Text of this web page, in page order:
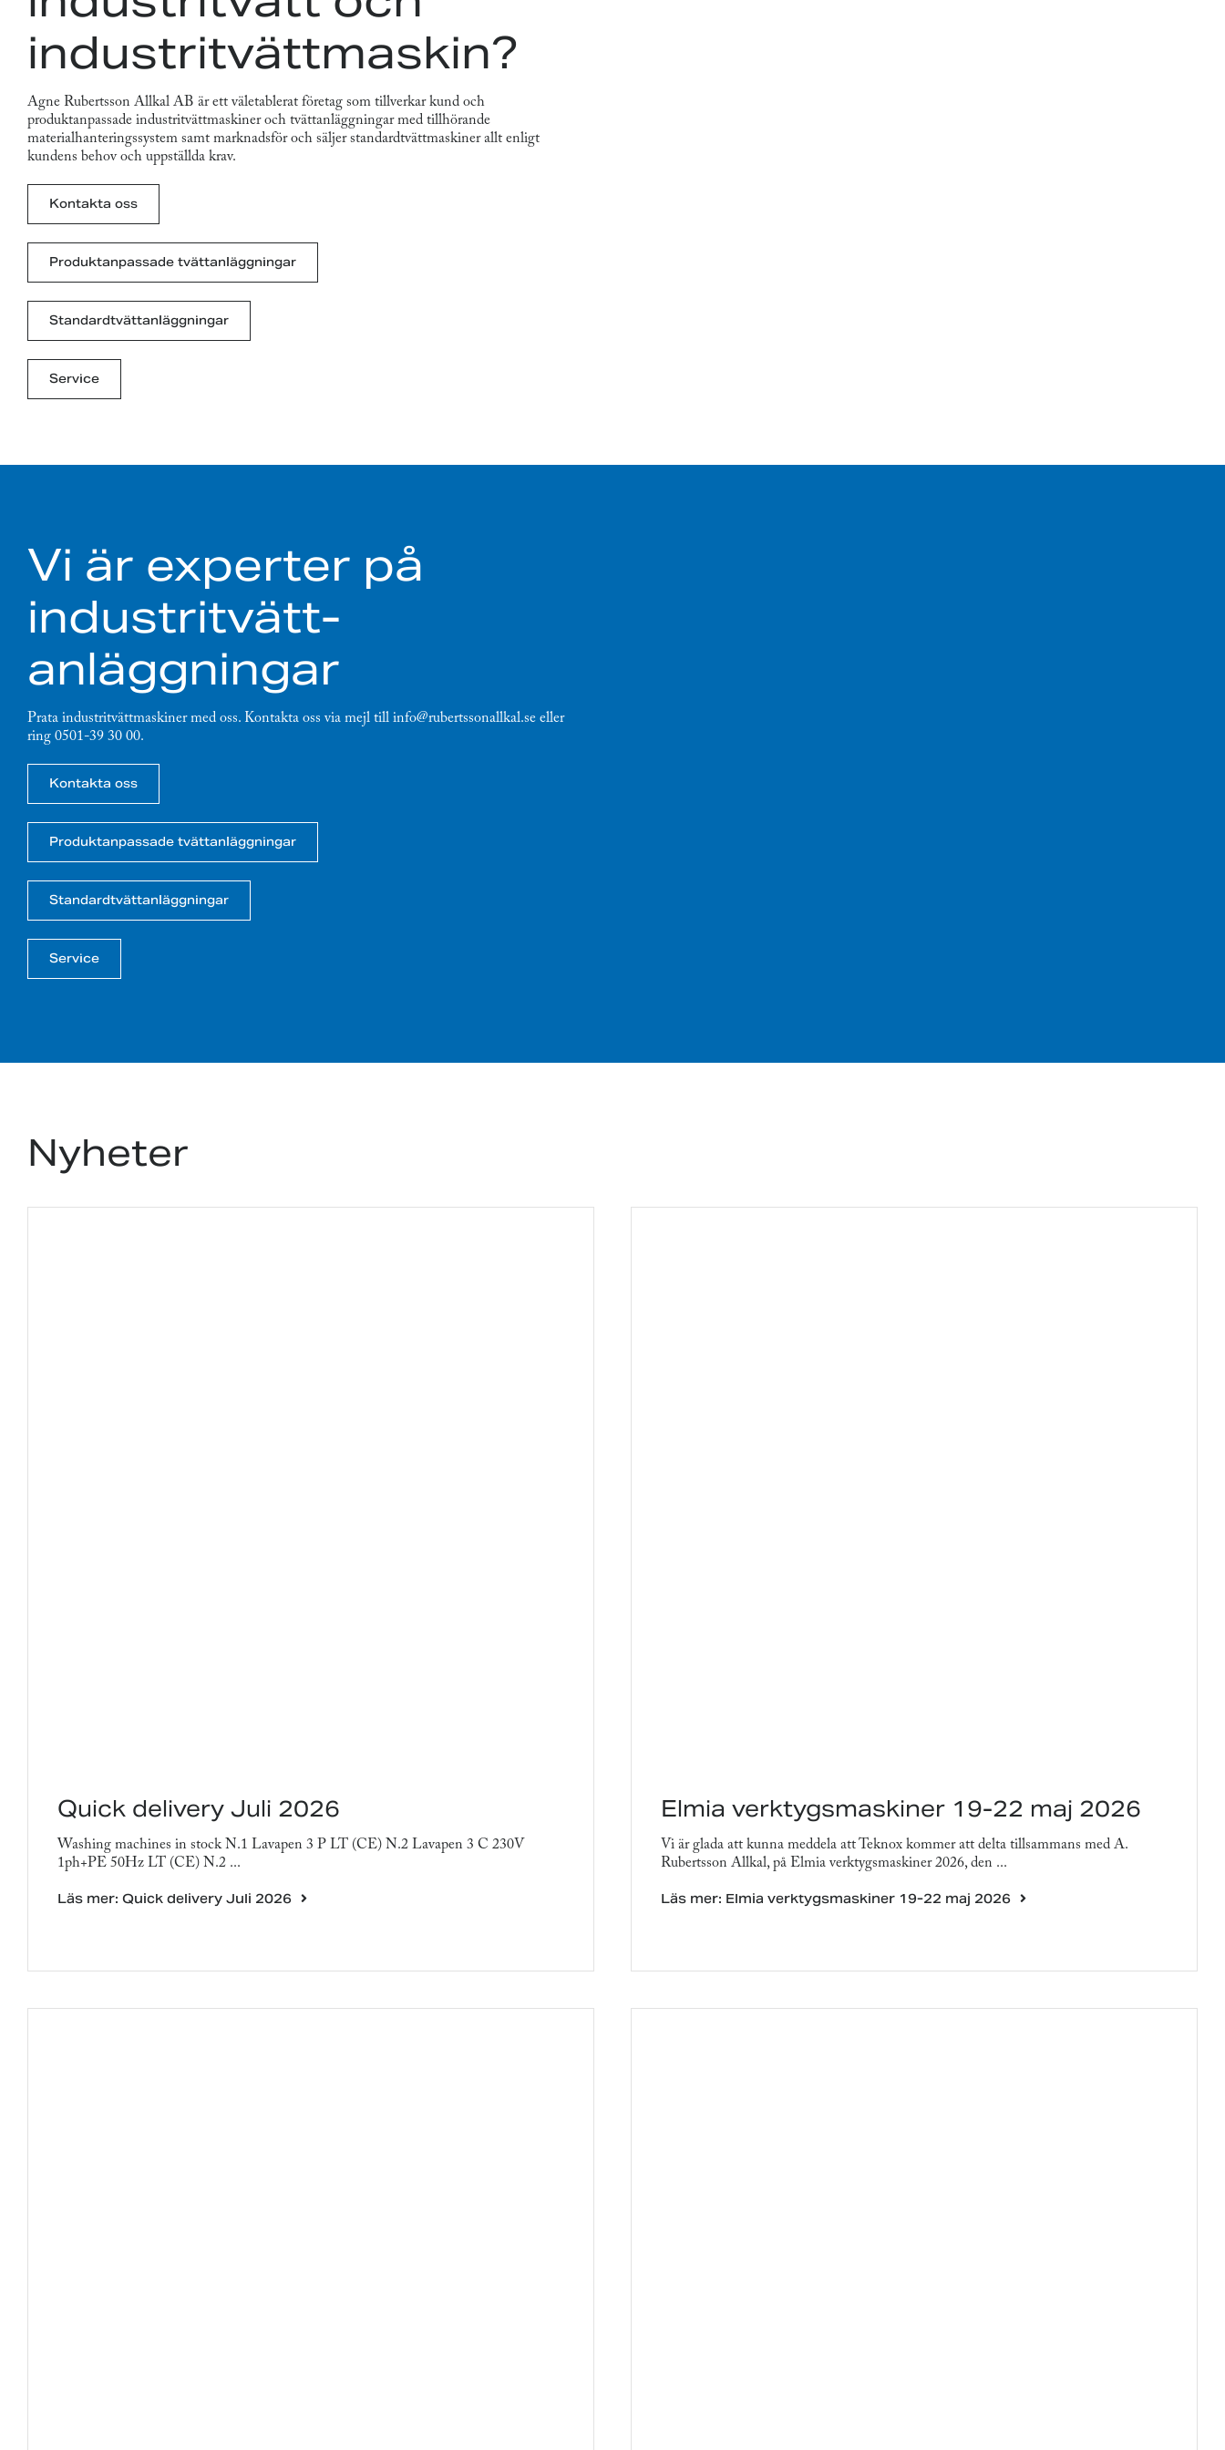
industritvättmaskin?
Agne Rubertsson Allkal AB är ett väletablerat företag som tillverkar kund och
produktanpassade industritvättmaskiner och tvättanläggningar med tillhörande
materialhanteringssystem samt marknadsför och säljer standardtvättmaskiner allt enligt
kundens behov och uppställda krav.
Kontakta oss
Produktanpassade tvättanläggningar
Standardtvättanläggningar
Service
Vi är experter på
industritvätt-
anläggningar
Prata industritvättmaskiner med oss. Kontakta oss via mejl till info@rubertssonallkal.se eller
ring 0501-39 30 00.
Kontakta oss
Produktanpassade tvättanläggningar
Standardtvättanläggningar
Service
Nyheter
Quick delivery Juli 2026
Washing machines in stock N.1 Lavapen 3 P LT (CE) N.2 Lavapen 3 C 230V
1ph+PE 50Hz LT (CE) N.2 ...
Läs mer: Quick delivery Juli 2026
Elmia verktygsmaskiner 19-22 maj 2026
Vi är glada att kunna meddela att Teknox kommer att delta tillsammans med A.
Rubertsson Allkal, på Elmia verktygsmaskiner 2026, den ...
Läs mer: Elmia verktygsmaskiner 19-22 maj 2026